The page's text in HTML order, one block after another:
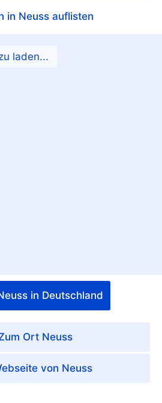
in Neuss auflisten
in Deutschland
Ort Neuss
von Neuss